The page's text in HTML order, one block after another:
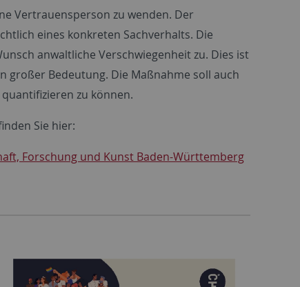
Vertrauensperson zu wenden. Der
eines konkreten Sachverhalts. Die
anwaltliche Verschwiegenheit zu. Dies ist
großer Bedeutung. Die Maßnahme soll auch
zu können.
Sie hier:
Forschung und Kunst Baden-Württemberg